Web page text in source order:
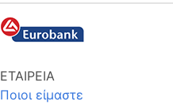
ΕΤΑΙΡΕΙΑ
Ποιοι είμαστε